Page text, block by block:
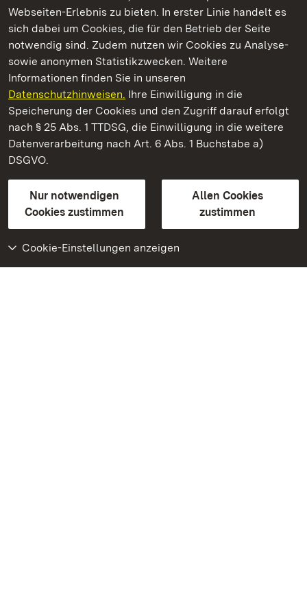
Webseiten-Erlebnis zu bieten. In erster Linie handelt es
sich dabei um Cookies, die für den Betrieb der Seite
notwendig sind. Zudem nutzen wir Cookies zu Analyse-
sowie anonymen Statistikzwecken. Weitere
Informationen finden Sie in unseren
Datenschutzhinweisen. Ihre Einwilligung in die
Speicherung der Cookies und den Zugriff darauf erfolgt
nach § 25 Abs. 1 TTDSG, die Einwilligung in die weitere
Datenverarbeitung nach Art. 6 Abs. 1 Buchstabe a)
DSGVO.
Nur notwendigen
Cookies zustimmen
Allen Cookies
zustimmen
Cookie-Einstellungen anzeigen
Kommen. Staunen. Genießen.
Staatliche Schlösser und Gärten Baden‑Württemberg
Staatliche Schlösser und Gärten Baden-Württemberg
Kontakt
GebärdenspracheLeichte Sprache
Erklärung zur Barrierefreiheit
BITV-konform (geprüfte Seiten)
Weiteres